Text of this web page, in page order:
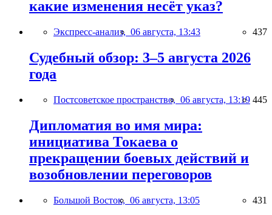
какие изменения несёт указ?
Экспресс-анализ, 06 августа, 13:43 437
Судебный обзор: 3–5 августа 2026
года
Постсоветское пространство, 06 августа, 13:19 445
Дипломатия во имя мира:
инициатива Токаева о
прекращении боевых действий и
возобновлении переговоров
Большой Восток, 06 августа, 13:05 431